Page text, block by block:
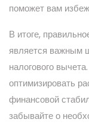
поможет вам
В итоге,
является важным
налогового
оптимизировать
финансовой
забывайте о